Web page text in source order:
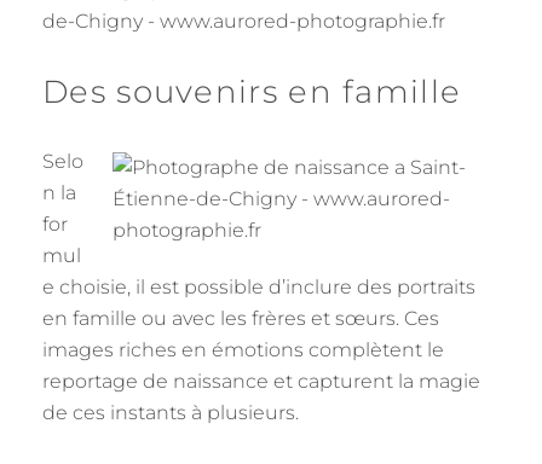
Des souvenirs en famille
Selo
n la
for
mul
e choisie, il est possible d’inclure des portraits
en famille ou avec les frères et sœurs. Ces
images riches en émotions complètent le
reportage de naissance et capturent la magie
de ces instants à plusieurs.